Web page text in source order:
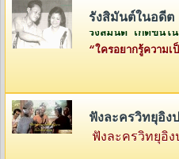
รังสิมันต์ในอดีต
ฟังละครวิทยุอิงประวั